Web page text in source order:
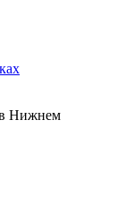
Нижнем